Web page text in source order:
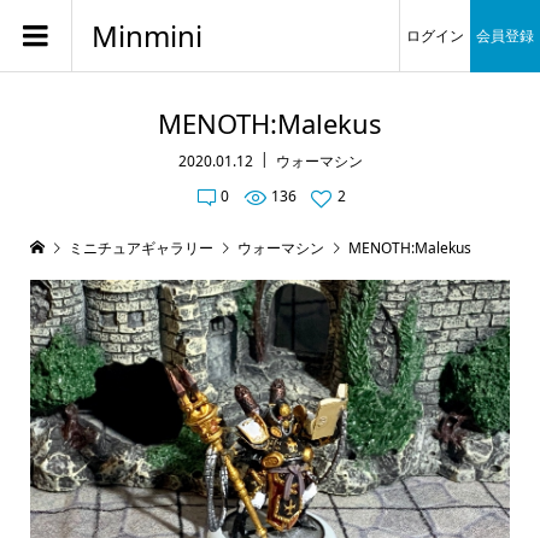
Minmini ログイン 会員登録
MENOTH:Malekus
2020.01.12
ウォーマシン
0
136 2
ミニチュアギャラリー ウォーマシン MENOTH:Malekus